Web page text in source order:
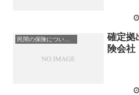
民間の保険について考える
確定拠
険会社